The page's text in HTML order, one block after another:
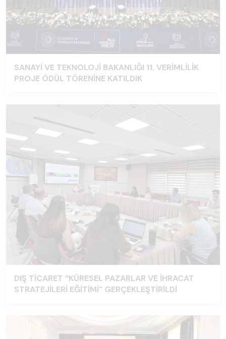
SANAYİ VE TEKNOLOJİ BAKANLIĞI 11. VERİMLİLİK
PROJE ÖDÜL TÖRENİNE KATILDIK
DIŞ TİCARET “KÜRESEL PAZARLAR VE İHRACAT
STRATEJİLERİ EĞİTİMİ" GERÇEKLEŞTİRİLDİ